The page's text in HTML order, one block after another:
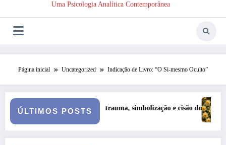
Uma Psicologia Analítica Contemporânea
Página inicial Uncategorized Indicação de Livro: “O Si-mesmo Oculto”
ÚLTIMOS POSTS
simbolização e cisão do self na personalidade “como-se”
Série Narciso: Narcisismo Plural